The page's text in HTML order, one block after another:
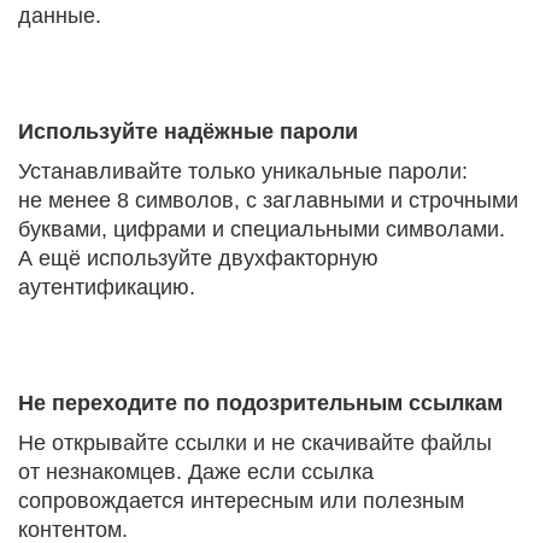
данные.
Используйте надёжные пароли
Устанавливайте только уникальные пароли:
не менее 8 символов, с заглавными и строчными
буквами, цифрами и специальными символами.
А ещё используйте двухфакторную
аутентификацию.
Не переходите по подозрительным ссылкам
Не открывайте ссылки и не скачивайте файлы
от незнакомцев. Даже если ссылка
сопровождается интересным или полезным
контентом.